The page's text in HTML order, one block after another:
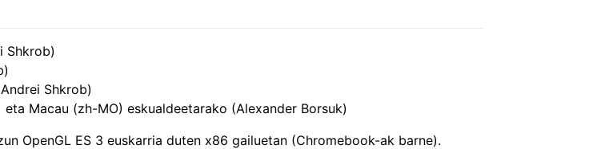
Shkrob)
Shkrob)
Macau (zh-MO) eskualdeetarako (Alexander Borsuk)
OpenGL ES 3 euskarria duten x86 gailuetan (Chromebook-ak barne).